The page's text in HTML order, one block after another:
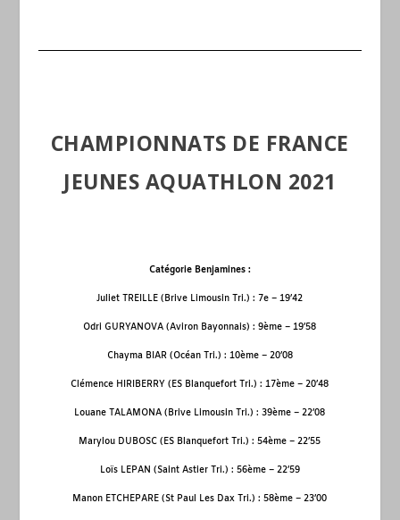
CHAMPIONNATS DE FRANCE
JEUNES AQUATHLON 2021
Catégorie Benjamines :
Juliet TREILLE (Brive Limousin Tri.) : 7e – 19’42
Odri GURYANOVA (Aviron Bayonnais) : 9ème – 19’58
Chayma BIAR (Océan Tri.) : 10ème– 20’08
Clémence HIRIBERRY (ES Blanquefort Tri.) : 17ème – 20’48
Louane TALAMONA (Brive Limousin Tri.) : 39ème – 22’08
Marylou DUBOSC (ES Blanquefort Tri.) : 54ème – 22’55
Loïs LEPAN (Saint Astier Tri.) : 56ème– 22’59
Manon ETCHEPARE (St Paul Les Dax Tri.) : 58ème – 23’00